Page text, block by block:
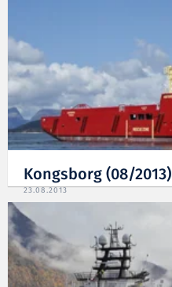
Kongsborg (08/2013)
23.08.2013